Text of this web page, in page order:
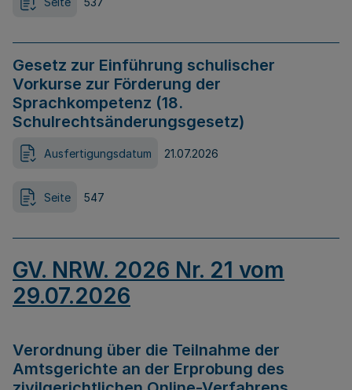
Gesetz zur Einführung schulischer
Vorkurse zur Förderung der
Sprachkompetenz (18.
Schulrechtsänderungsgesetz)
Ausfertigungsdatum 21.07.2026
Seite 547
GV. NRW. 2026 Nr. 21 vom
29.07.2026
Verordnung über die Teilnahme der
Amtsgerichte an der Erprobung des